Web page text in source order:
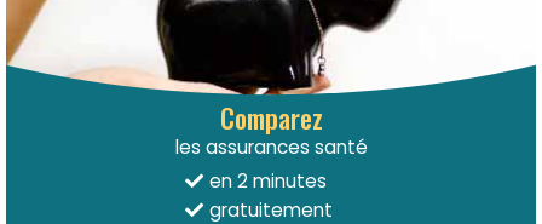
Comparez
les assurances santé
en 2 minutes
gratuitement